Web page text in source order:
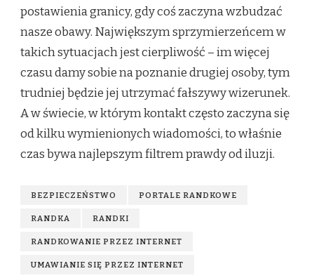
postawienia granicy, gdy coś zaczyna wzbudzać
nasze obawy. Największym sprzymierzeńcem w
takich sytuacjach jest cierpliwość – im więcej
czasu damy sobie na poznanie drugiej osoby, tym
trudniej będzie jej utrzymać fałszywy wizerunek.
A w świecie, w którym kontakt często zaczyna się
od kilku wymienionych wiadomości, to właśnie
czas bywa najlepszym filtrem prawdy od iluzji.
BEZPIECZEŃSTWO PORTALE RANDKOWE
RANDKA RANDKI
RANDKOWANIE PRZEZ INTERNET
UMAWIANIE SIĘ PRZEZ INTERNET